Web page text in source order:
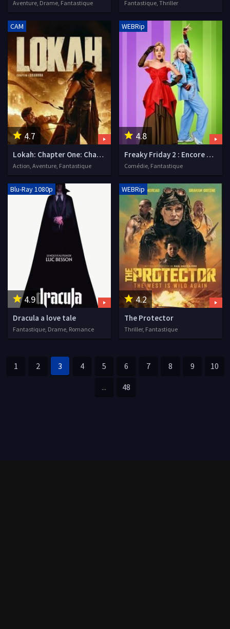
Aventure, Drame, Fantastique Fantastique, Thriller
4.7
CAM
Lokah: Chapter One: Chandra
Action, Aventure, Fantastique
4.8
WEBRip
Freaky Friday 2 : Encore dans la peau de ma mère
Comédie, Fantastique
4.9
Blu-Ray 1080p
Dracula a love tale
Fantastique, Drame, Romance
4.2
WEBRip
The Protector
Thriller, Fantastique
1 2 3 4 5 6 7 8 9 10
... 48